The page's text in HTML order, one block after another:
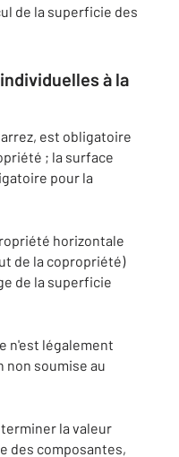
de la superficie des
à la
, est obligatoire
; la surface
pour la
horizontale
de la copropriété)
de la superficie
n'est légalement
non soumise au
la valeur
des composantes,